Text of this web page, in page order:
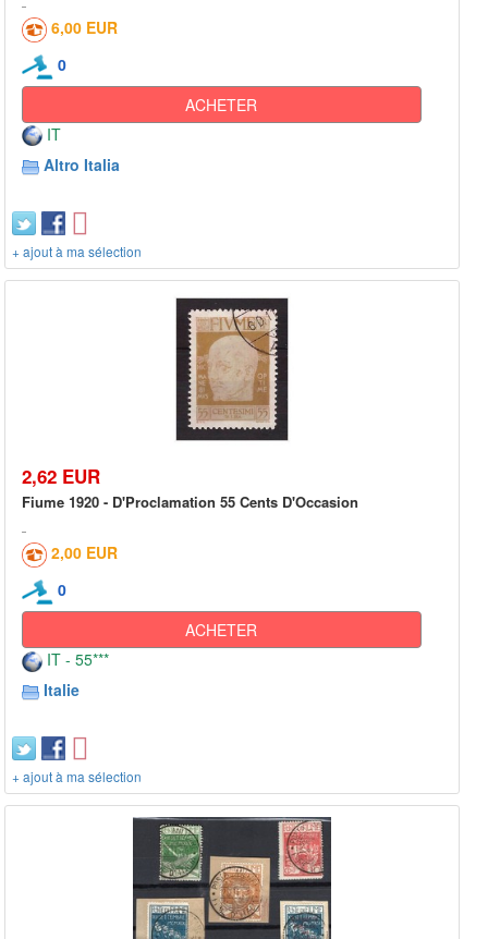
6,00 EUR
0
ACHETER
IT
Altro Italia
+ ajout à ma sélection
2,62 EUR
Fiume 1920 - D'Proclamation 55 Cents D'Occasion
2,00 EUR
0
ACHETER
IT - 55***
Italie
+ ajout à ma sélection